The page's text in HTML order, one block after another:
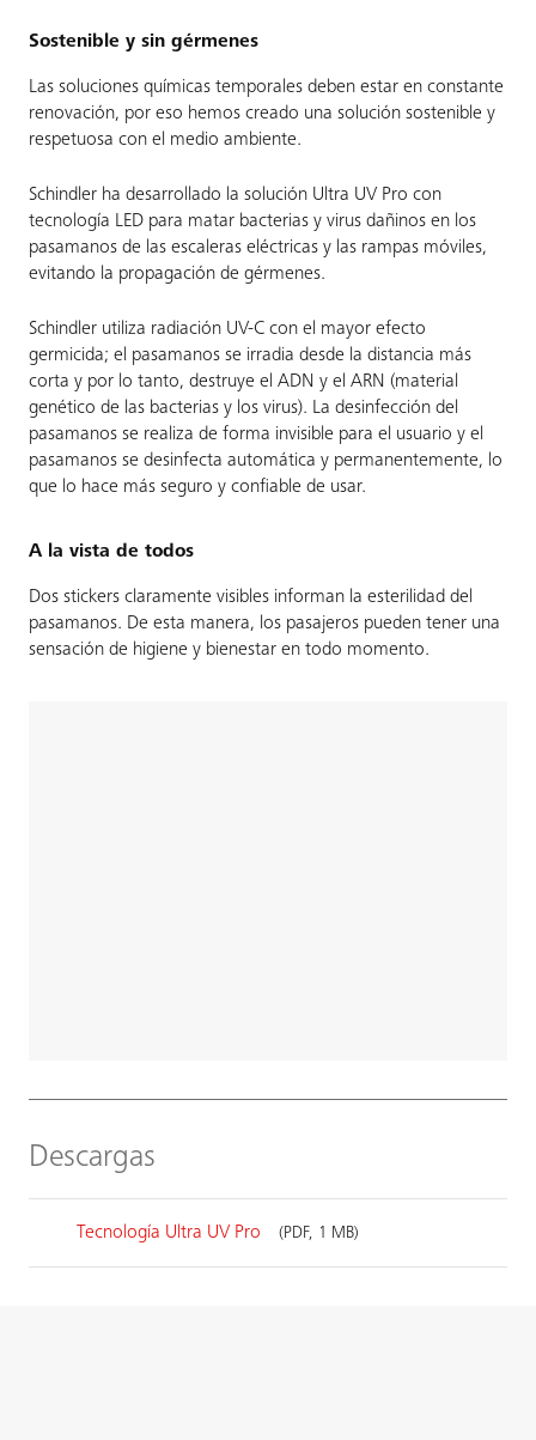
Sostenible y sin gérmenes
Las soluciones químicas temporales deben estar en constante
renovación, por eso hemos creado una solución sostenible y
respetuosa con el medio ambiente.
Schindler ha desarrollado la solución Ultra UV Pro con
tecnología LED para matar bacterias y virus dañinos en los
pasamanos de las escaleras eléctricas y las rampas móviles,
evitando la propagación de gérmenes.
Schindler utiliza radiación UV-C con el mayor efecto
germicida; el pasamanos se irradia desde la distancia más
corta y por lo tanto, destruye el ADN y el ARN (material
genético de las bacterias y los virus). La desinfección del
pasamanos se realiza de forma invisible para el usuario y el
pasamanos se desinfecta automática y permanentemente, lo
que lo hace más seguro y confiable de usar.
A la vista de todos
Dos stickers claramente visibles informan la esterilidad del
pasamanos. De esta manera, los pasajeros pueden tener una
sensación de higiene y bienestar en todo momento.
Descargas
Tecnología Ultra UV Pro (PDF, 1 MB)